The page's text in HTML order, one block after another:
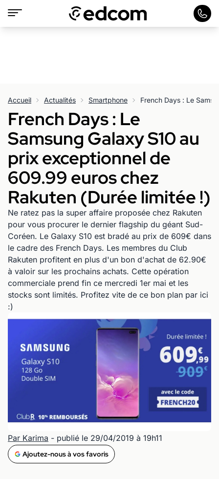
Accueil Actualités Smartphone
French Days : Le
Samsung Galaxy S10 au
prix exceptionnel de
609.99 euros chez
Rakuten (Durée limitée !)
Ne ratez pas la super affaire proposée chez Rakuten
pour vous procurer le dernier flagship du géant Sud-
Coréen. Le Galaxy S10 est bradé au prix de 609€ dans
le cadre des French Days. Les membres du Club
Rakuten profitent en plus d'un bon d'achat de 62.90€
à valoir sur les prochains achats. Cette opération
commerciale prend fin ce mercredi 1er mai et les
stocks sont limités. Profitez vite de ce bon plan par ici
:)
Par Karima - publié le 29/04/2019 à 19h11
Ajoutez-nous à vos favoris